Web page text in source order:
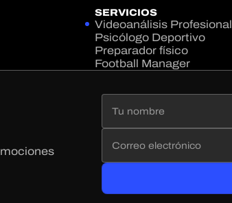
SERVICIOS
Videoanálisis Profesional
Psicólogo Deportivo
Preparador físico
Football Manager